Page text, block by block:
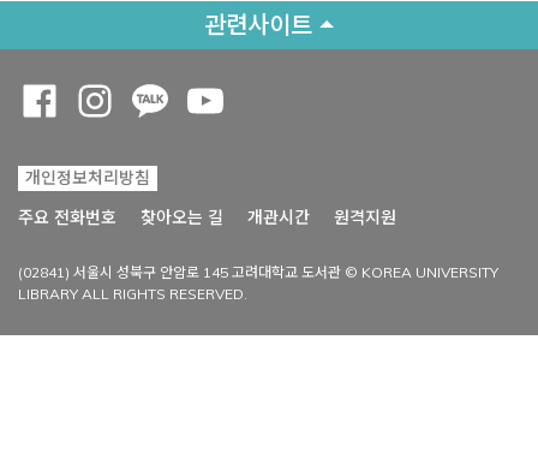
관련사이트
개인정보처리방침
주요 전화번호
찾아오는 길 개관시간 원격지원
(02841) 서울시 성북구 안암로 145 고려대학교 도서관 © KOREA UNIVERSITY
LIBRARY ALL RIGHTS RESERVED.
Opens a new window
Opens a new window
Opens a new window